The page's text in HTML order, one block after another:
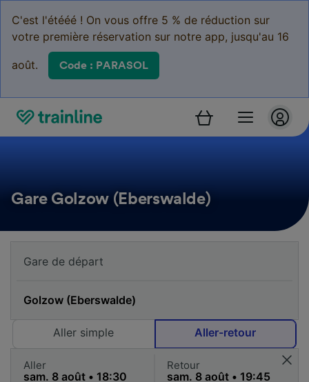
C'est l'étééé ! On vous offre 5 % de réduction sur
votre première réservation sur notre app, jusqu'au 16
août. Code : PARASOL
Gare Golzow (Eberswalde)
Aller simple Aller-retour
Aller Retour